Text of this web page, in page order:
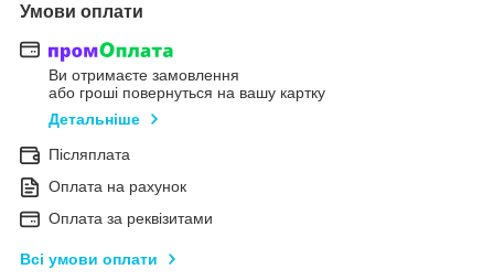
Умови оплати
Ви отримаєте замовлення
або гроші повернуться на вашу картку
Детальніше
Післяплата
Оплата на рахунок
Оплата за реквізитами
Всі умови оплати